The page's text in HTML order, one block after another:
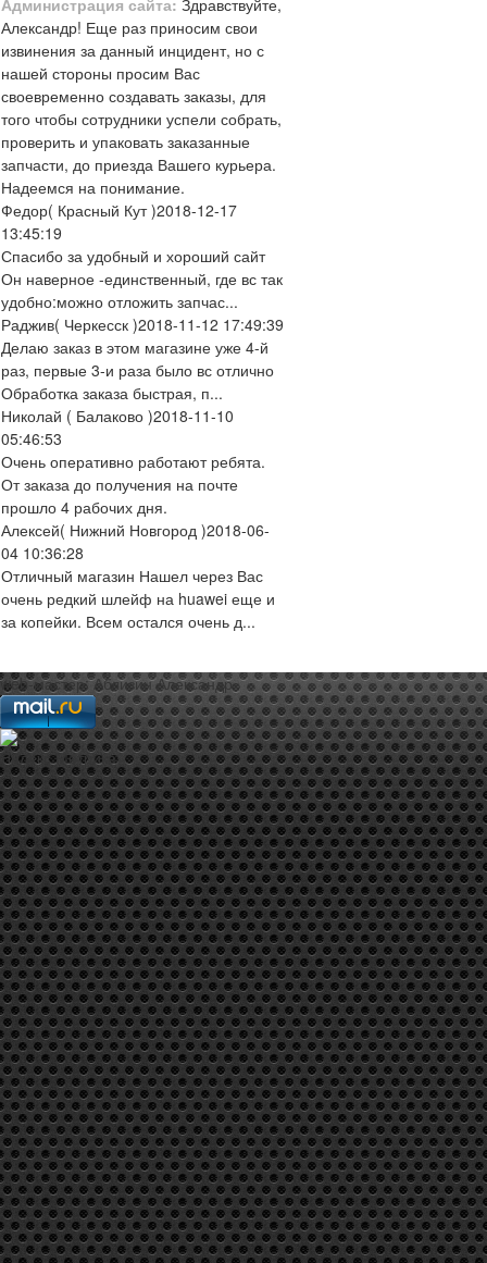
Администрация сайта: Здравствуйте,
Александр! Еще раз приносим свои
извинения за данный инцидент, но с
нашей стороны просим Вас
своевременно создавать заказы, для
того чтобы сотрудники успели собрать,
проверить и упаковать заказанные
запчасти, до приезда Вашего курьера.
Надеемся на понимание.
Федор( Красный Кут )2018-12-17
13:45:19
Спасибо за удобный и хороший сайт
Он наверное -единственный, где вс так
удобно:можно отложить запчас...
Раджив( Черкесск )2018-11-12 17:49:39
Делаю заказ в этом магазине уже 4-й
раз, первые 3-и раза было вс отлично
Обработка заказа быстрая, п...
Николай ( Балаково )2018-11-10
05:46:53
Очень оперативно работают ребята.
От заказа до получения на почте
прошло 4 рабочих дня.
Алексей( Нижний Новгород )2018-06-
04 10:36:28
Отличный магазин Нашел через Вас
очень редкий шлейф на huawei еще и
за копейки. Всем остался очень д...
web-мастер:Аблизин Александр